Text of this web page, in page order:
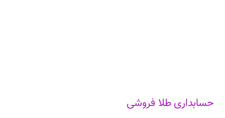
حسابداری طلا فروشی